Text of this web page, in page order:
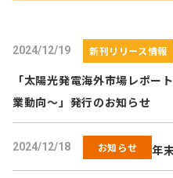
2024/12/19 新刊リリース情報
「太陽光発電海外市場レポー
業動向～」発行のお知らせ
2024/12/18 お知らせ 年